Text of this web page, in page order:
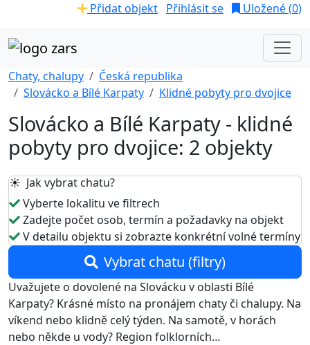
Přidat objekt Přihlásit se Uložené (0)
Chaty, chalupy
Česká republika
Slovácko a Bílé Karpaty
Klidné pobyty pro dvojice
Slovácko a Bílé Karpaty - klidné
pobyty pro dvojice: 2 objekty
☀️ Jak vybrat chatu?
Vyberte lokalitu ve filtrech
Zadejte počet osob, termín a požadavky na objekt
V detailu objektu si zobrazte konkrétní volné termíny
Vybrat chatu (filtry)
Uvažujete o dovolené na Slovácku v oblasti Bílé
Karpaty? Krásné místo na pronájem chaty či chalupy. Na
víkend nebo klidně celý týden. Na samotě, v horách
nebo někde u vody? Region folklorních…